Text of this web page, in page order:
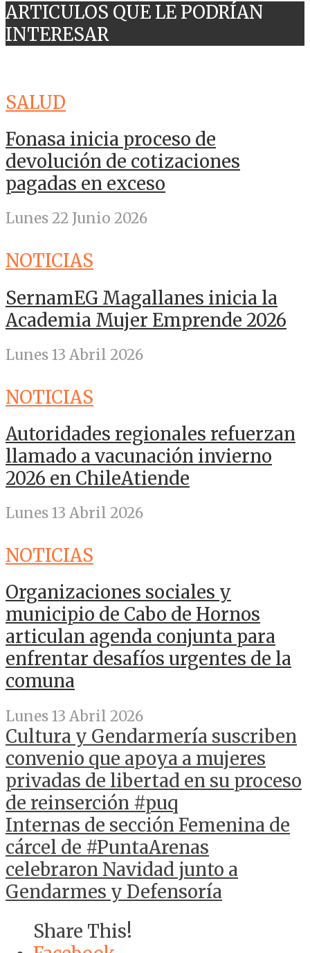
ARTICULOS QUE LE PODRÍAN
INTERESAR
SALUD
Fonasa inicia proceso de
devolución de cotizaciones
pagadas en exceso
Lunes 22 Junio 2026
NOTICIAS
SernamEG Magallanes inicia la
Academia Mujer Emprende 2026
Lunes 13 Abril 2026
NOTICIAS
Autoridades regionales refuerzan
llamado a vacunación invierno
2026 en ChileAtiende
Lunes 13 Abril 2026
NOTICIAS
Organizaciones sociales y
municipio de Cabo de Hornos
articulan agenda conjunta para
enfrentar desafíos urgentes de la
comuna
Lunes 13 Abril 2026
Cultura y Gendarmería suscriben
convenio que apoya a mujeres
privadas de libertad en su proceso
de reinserción #puq
Internas de sección Femenina de
cárcel de #PuntaArenas
celebraron Navidad junto a
Gendarmes y Defensoría
Share This!